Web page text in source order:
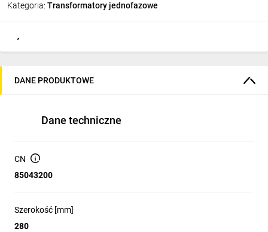
Kategoria: Transformatory jednofazowe
DANE PRODUKTOWE
Dane techniczne
CN
85043200
Szerokość [mm]
280